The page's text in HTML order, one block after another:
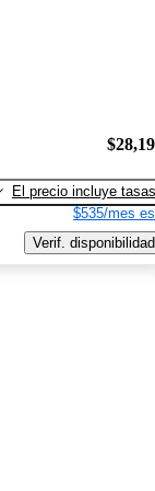
El precio incluye tasas
$535/mes
Verif. disponibilidad